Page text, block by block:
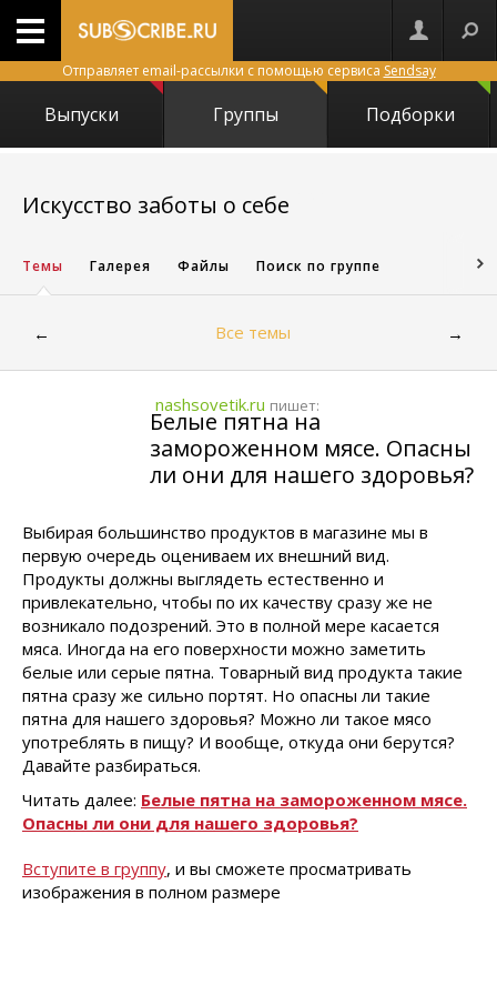
Отправляет email-рассылки с помощью сервиса Sendsay
Выпуски Группы Подборки
Искусство заботы о себе
Темы Галерея Файлы Поиск по группе
← Все темы →
nashsovetik.ru пишет:
Белые пятна на
замороженном мясе. Опасны
ли они для нашего здоровья?
Выбирая большинство продуктов в магазине мы в
первую очередь оцениваем их внешний вид.
Продукты должны выглядеть естественно и
привлекательно, чтобы по их качеству сразу же не
возникало подозрений. Это в полной мере касается
мяса. Иногда на его поверхности можно заметить
белые или серые пятна. Товарный вид продукта такие
пятна сразу же сильно портят. Но опасны ли такие
пятна для нашего здоровья? Можно ли такое мясо
употреблять в пищу? И вообще, откуда они берутся?
Давайте разбираться.
Читать далее: Белые пятна на замороженном мясе.
Опасны ли они для нашего здоровья?
Вступите в группу, и вы сможете просматривать
изображения в полном размере